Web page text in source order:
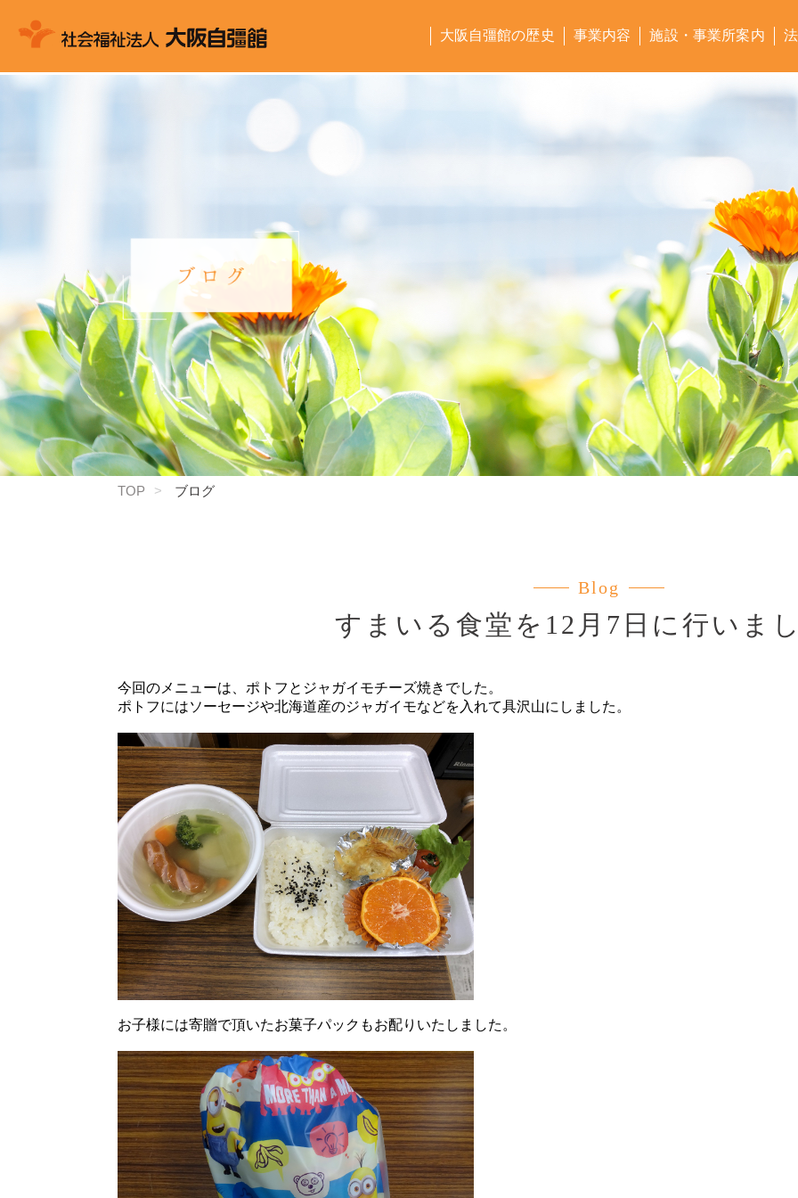
大阪自彊館の歴史 事業内容 施設・事業所案内
TOP ブログ
Blog
すまいる食堂を12月7日に行いま
今回のメニューは、ポトフとジャガイモチーズ焼きでした。
ポトフにはソーセージや北海道産のジャガイモなどを入れて具沢山にしました。
お子様には寄贈で頂いたお菓子パックもお配りいたしました。